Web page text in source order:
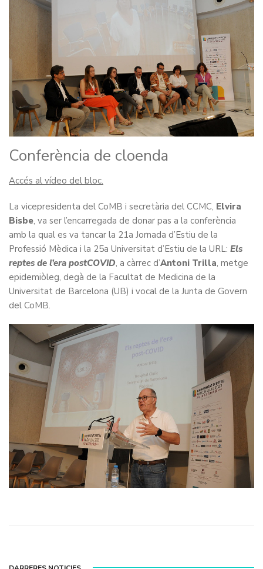
Conferència de cloenda
Accés al vídeo del bloc.
La vicepresidenta del CoMB i secretària del CCMC, Elvira
Bisbe, va ser l’encarregada de donar pas a la conferència
amb la qual es va tancar la 21a Jornada d’Estiu de la
Professió Mèdica i la 25a Universitat d’Estiu de la URL: Els
reptes de l’era postCOVID, a càrrec d’Antoni Trilla, metge
epidemiòleg, degà de la Facultat de Medicina de la
Universitat de Barcelona (UB) i vocal de la Junta de Govern
del CoMB.